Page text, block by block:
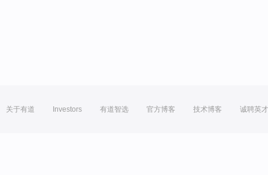
关于有道 Investors 有道智选 官方博客 技术博客 诚聘英才